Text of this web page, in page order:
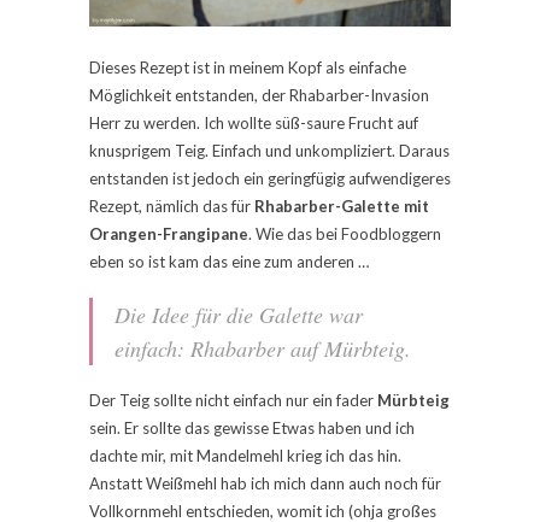
Dieses Rezept ist in meinem Kopf als einfache
Möglichkeit entstanden, der Rhabarber-Invasion
Herr zu werden. Ich wollte süß-saure Frucht auf
knusprigem Teig. Einfach und unkompliziert. Daraus
entstanden ist jedoch ein geringfügig aufwendigeres
Rezept, nämlich das für Rhabarber-Galette mit
Orangen-Frangipane. Wie das bei Foodbloggern
eben so ist kam das eine zum anderen …
Die Idee für die Galette war
einfach: Rhabarber auf Mürbteig.
Der Teig sollte nicht einfach nur ein fader Mürbteig
sein. Er sollte das gewisse Etwas haben und ich
dachte mir, mit Mandelmehl krieg ich das hin.
Anstatt Weißmehl hab ich mich dann auch noch für
Vollkornmehl entschieden, womit ich (ohja großes